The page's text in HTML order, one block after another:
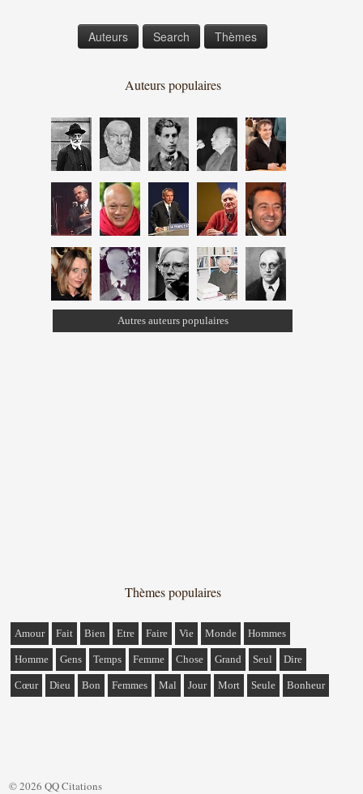
Auteurs Search Thèmes
Auteurs populaires
Autres auteurs populaires
Thèmes populaires
Amour Fait Bien Etre Faire Vie Monde Hommes
Homme Gens Temps Femme Chose Grand Seul Dire
Cœur Dieu Bon Femmes Mal Jour Mort Seule Bonheur
© 2026 QQ Citations